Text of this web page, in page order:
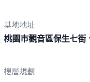
基地地址
桃園市觀音區保生七街
樓層規劃